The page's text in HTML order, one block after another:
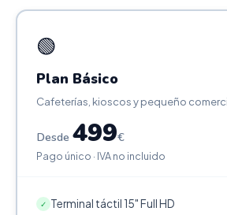
🟢
Plan Básico
Cafeterías, kioscos y pequeño
Desde 499€
Pago único · IVA no incluido
✓ Terminal táctil 15" Full HD